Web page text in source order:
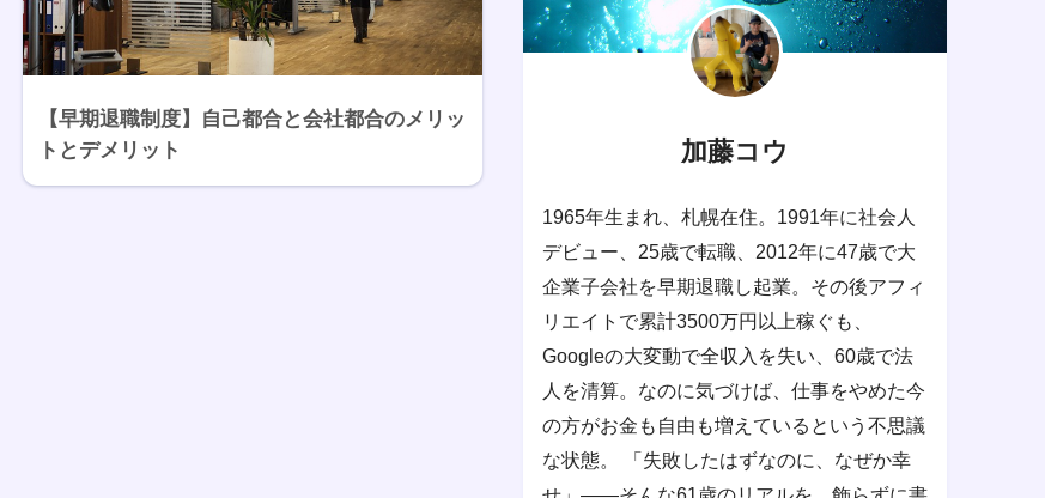
【早期退職制度】自己都合と会社都合のメリッ
トとデメリット
加藤コウ
1965年生まれ、札幌在住。1991年に社会人
デビュー、25歳で転職、2012年に47歳で大
企業子会社を早期退職し起業。その後アフィ
リエイトで累計3500万円以上稼ぐも、
Googleの大変動で全収入を失い、60歳で法
人を清算。なのに気づけば、仕事をやめた今
の方がお金も自由も増えているという不思議
な状態。 「失敗したはずなのに、なぜか幸